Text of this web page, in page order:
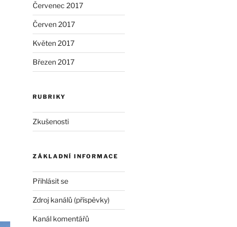
Červenec 2017
Červen 2017
Květen 2017
Březen 2017
RUBRIKY
Zkušenosti
ZÁKLADNÍ INFORMACE
Přihlásit se
Zdroj kanálů (příspěvky)
Kanál komentářů